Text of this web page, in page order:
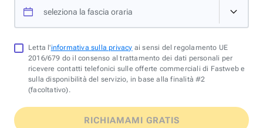
seleziona la fascia oraria
Letta l'informativa sulla privacy ai sensi del regolamento UE
2016/679 do il consenso al trattamento dei dati personali per
ricevere contatti telefonici sulle offerte commerciali di Fastweb e
sulla disponibilità del servizio, in base alla finalità #2
(facoltativo).
RICHIAMAMI GRATIS